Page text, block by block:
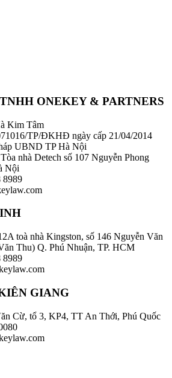
ONEKEY & PARTNERS
Kim Tâm
TP/ĐKHĐ ngày cấp 21/04/2014
UBND TP Hà Nội
nhà Detech số 107 Nguyễn Phong
Nội
8989
toà nhà Kingston, số 146 Nguyễn Văn
Thu) Q. Phú Nhuận, TP. HCM
8989
GIANG
Cừ, tổ 3, KP4, TT An Thới, Phú Quốc